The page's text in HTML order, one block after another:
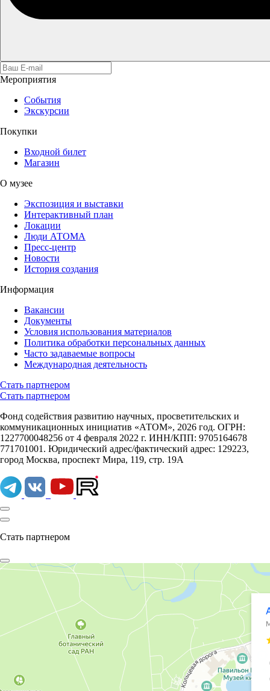
Мероприятия
События
Экскурсии
Покупки
Входной билет
Магазин
О музее
Экспозиция и выставки
Интерактивный план
Локации
Люди АТОМА
Пресс-центр
Новости
История создания
Информация
Вакансии
Документы
Условия использования материалов
Политика обработки персональных данных
Часто задаваемые вопросы
Международная деятельность
Стать партнером
Стать партнером
Фонд содействия развитию научных, просветительских и
коммуникационных инициатив «АТОМ», 2026 год. ОГРН:
1227700048256 от 4 февраля 2022 г. ИНН/КПП: 9705164678
771701001. Юридический адрес/фактический адрес: 129223,
город Москва, проспект Мира, 119, стр. 19А
Стать партнером